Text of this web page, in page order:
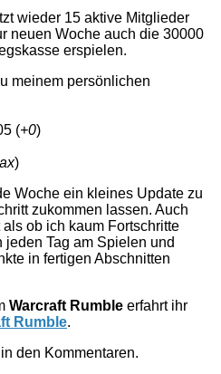
wieder 15 aktive Mitglieder
neuen Woche auch die 30000
erspielen.
meinem persönlichen
(+0)
)
Woche ein kleines Update zu
zukommen lassen. Auch
ob ich kaum Fortschritte
Tag am Spielen und
in fertigen Abschnitten
Warcraft Rumble erfahrt ihr
Rumble.
den Kommentaren.